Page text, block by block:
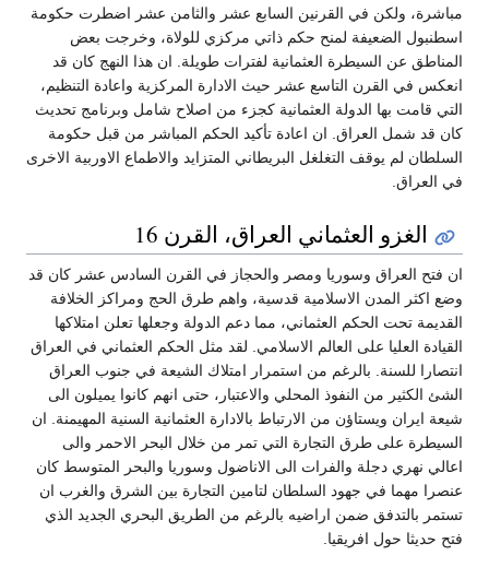
مباشرة، ولكن في القرنين السابع عشر والثامن عشر اضطرت حكومة
اسطنبول الضعيفة لمنح حكم ذاتي مركزي للولاة، وخرجت بعض
المناطق عن السيطرة العثمانية لفترات طويلة. ان هذا النهج كان قد
انعكس في القرن التاسع عشر حيث الادارة المركزية واعادة التنظيم،
التي قامت بها الدولة العثمانية كجزء من اصلاح شامل وبرنامج تحديث
كان قد شمل العراق. ان اعادة تأكيد الحكم المباشر من قبل حكومة
السلطان لم يوقف التغلغل البريطاني المتزايد والاطماع الاوربية الاخرى
في العراق.
الغزو العثماني العراق، القرن 16
ان فتح العراق وسوريا ومصر والحجاز في القرن السادس عشر كان قد
وضع اكثر المدن الاسلامية قدسية، واهم طرق الحج ومراكز الخلافة
القديمة تحت الحكم العثماني، مما دعم الدولة وجعلها تعلن امتلاكها
القيادة العليا على العالم الاسلامي. لقد مثل الحكم العثماني في العراق
انتصارا للسنة. بالرغم من استمرار امتلاك الشيعة في جنوب العراق
الشئ الكثير من النفوذ المحلي والاعتبار، حتى انهم كانوا يميلون الى
شيعة ايران ويستاؤن من الارتباط بالادارة العثمانية السنية المهيمنة. ان
السيطرة على طرق التجارة التي تمر من خلال البحر الاحمر والى
اعالي نهري دجلة والفرات الى الاناضول وسوريا والبحر المتوسط كان
عنصرا مهما في جهود السلطان لتامين التجارة بين الشرق والغرب ان
تستمر بالتدفق ضمن اراضيه بالرغم من الطريق البحري الجديد الذي
فتح حديثا حول افريقيا.